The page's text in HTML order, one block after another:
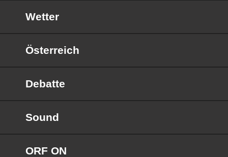
Wetter
Österreich
Debatte
Sound
ORF ON